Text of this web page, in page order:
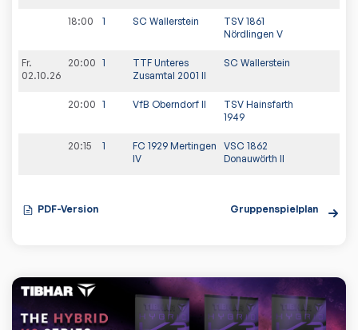
18:00 1 SC Wallerstein
TSV 1861
Nördlingen V
Fr.
02.10.26
20:00 1
TTF Unteres
Zusamtal 2001 II
SC Wallerstein
20:00 1 VfB Oberndorf II
TSV Hainsfarth
1949
20:15 1
FC 1929 Mertingen
IV
VSC 1862
Donauwörth II
PDF-Version Gruppenspielplan